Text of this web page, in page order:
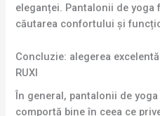
eleganței. Pantalonii de yoga
căutarea confortului și
Concluzie: alegerea
RUXI
În general, pantalonii de
comportă bine în ceea ce